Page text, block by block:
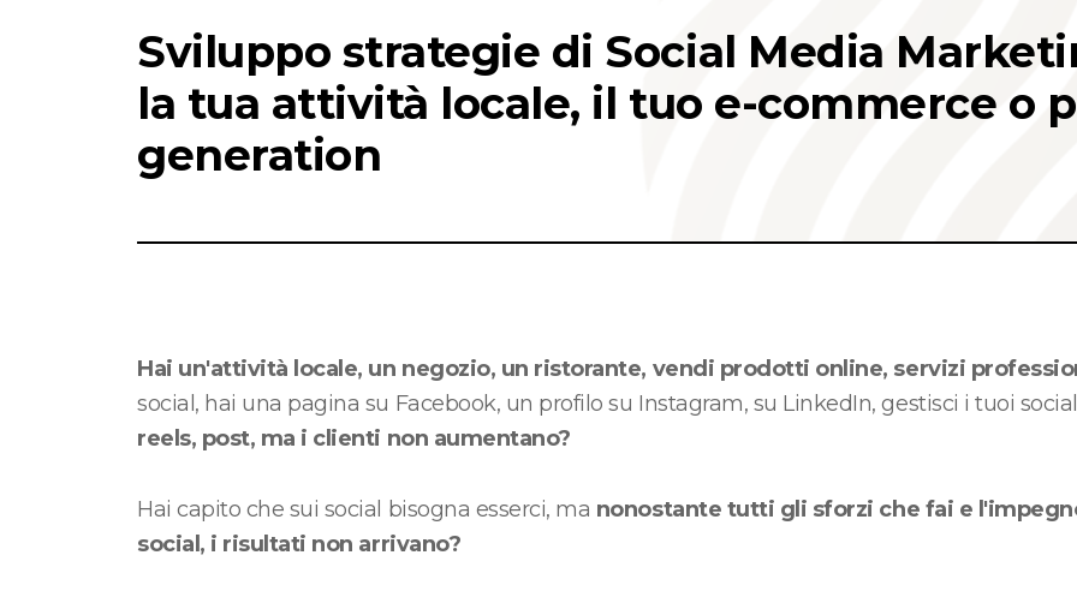
Sviluppo strategie di Social Media
la tua attività locale, il tuo e-commerce o
generation
Hai un'attività locale, un negozio, un ristorante, vendi prodotti online, servizi
social, hai una pagina su Facebook, un profilo su Instagram, su LinkedIn, gestisci i tuoi
reels, post, ma i clienti non aumentano?
Hai capito che sui social bisogna esserci, ma nonostante tutti gli sforzi che fai e
social, i risultati non arrivano?